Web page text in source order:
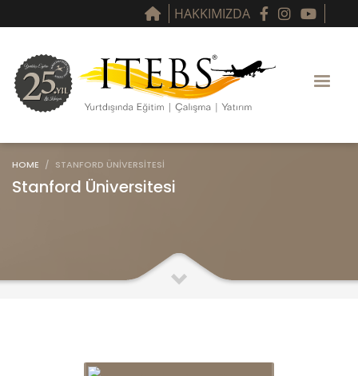
HAKKIMIZDA
HOME STANFORD ÜNIVERSITESI
Stanford Üniversitesi